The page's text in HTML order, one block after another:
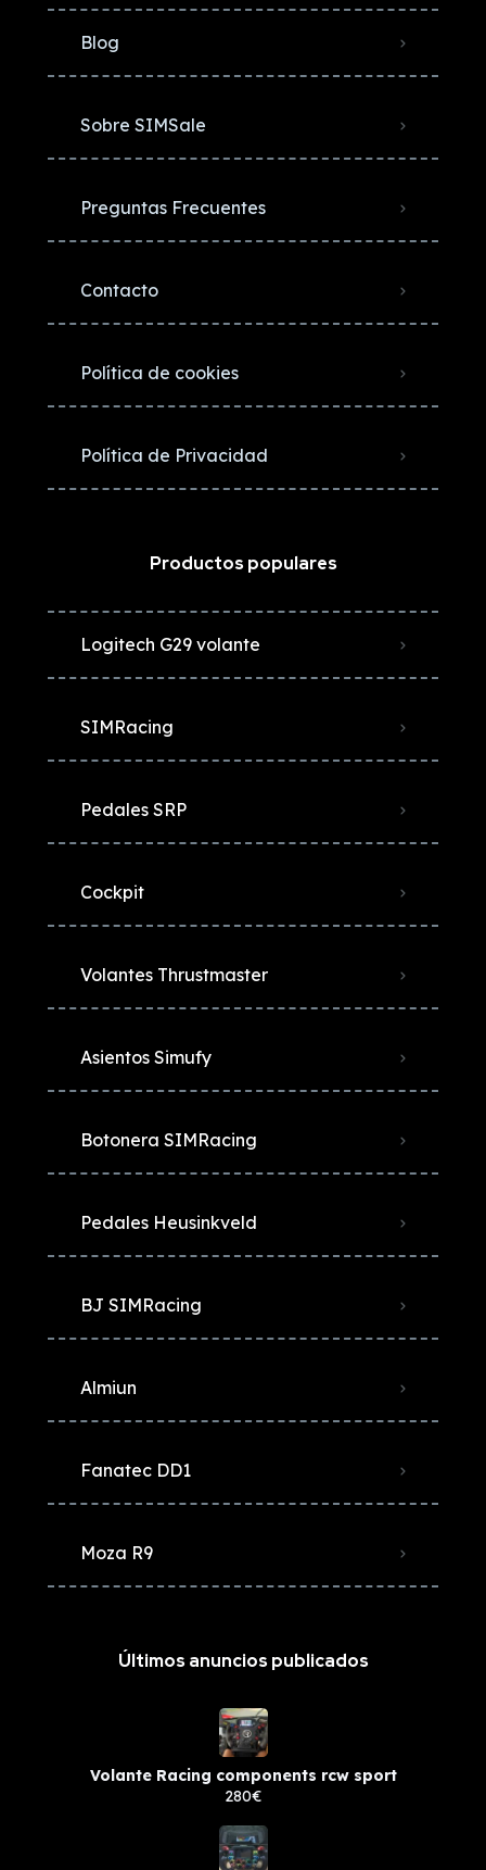
Blog
Sobre SIMSale
Preguntas Frecuentes
Contacto
Política de cookies
Política de Privacidad
Productos populares
Logitech G29 volante
SIMRacing
Pedales SRP
Cockpit
Volantes Thrustmaster
Asientos Simufy
Botonera SIMRacing
Pedales Heusinkveld
BJ SIMRacing
Almiun
Fanatec DD1
Moza R9
Últimos anuncios publicados
Volante Racing components rcw sport
280€